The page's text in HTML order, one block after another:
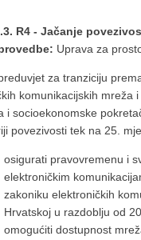
R4 - Jačanje
Uprava za
za tranziciju
komunikacijskih mreža
i socioekonomske
povezivosti tek na 25.
osigurati pravovremenu i
elektroničkim
zakoniku elektroničkih
Hrvatskoj u razdoblju od
omogućiti dostupnost